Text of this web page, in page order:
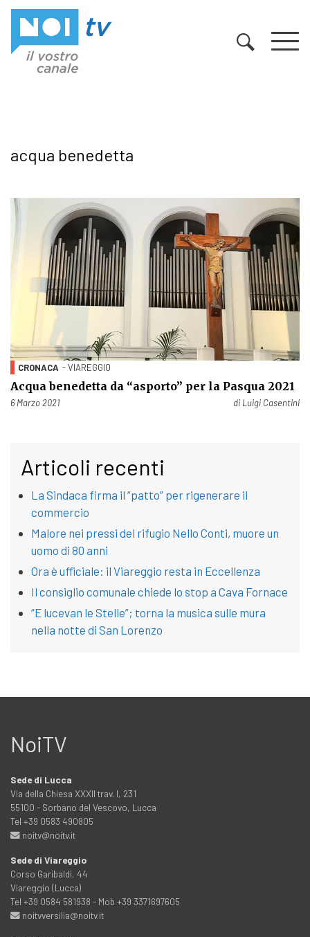
acqua benedetta
CRONACA - VIAREGGIO
Acqua benedetta da “asporto” per la Pasqua 2021
Pubblicato il
6 Marzo 2021 di Luigi Casentini
Articoli recenti
La Sindaca firma il “patto” per rigenerare il
commercio
Malore nei pressi del rifugio Nello Conti, muore un
uomo di 80 anni
Ora è ufficiale: il Viareggio resta in Eccellenza
Il consiglio comunale chiede lo stop a Cava Fornace
“E lucevan le Stelle”; torna la musica sulle mura
nella notte di San Lorenzo
NoiTV
Sede di Lucca
Via della Chiesa XXXII trav. I, 231
55100 - Sorbano del Vescovo, Lucca
Tel +39 0583 490805
noitv@noitv.it
Sede di Viareggio
Corso Garibaldi, 44
Viareggio (Lucca)
Tel +39 0584 581938 - Mob +39 3371697605
noitvversilia@noitv.it